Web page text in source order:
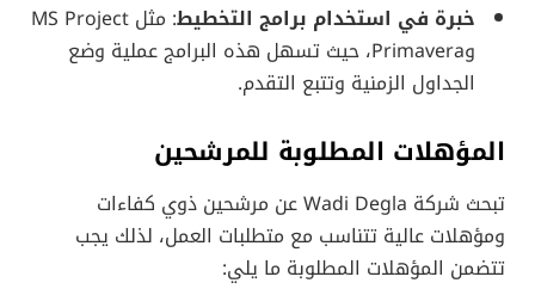
خبرة في استخدام برامج التخطيط
: مثل MS Project
وPrimavera، حيث تسهل هذه البرامج عملية وضع
الجداول الزمنية وتتبع التقدم.
المؤهلات المطلوبة للمرشحين
تبحث شركة Wadi Degla عن مرشحين ذوي كفاءات
ومؤهلات عالية تتناسب مع متطلبات العمل، لذلك يجب
تتضمن المؤهلات المطلوبة ما يلي: